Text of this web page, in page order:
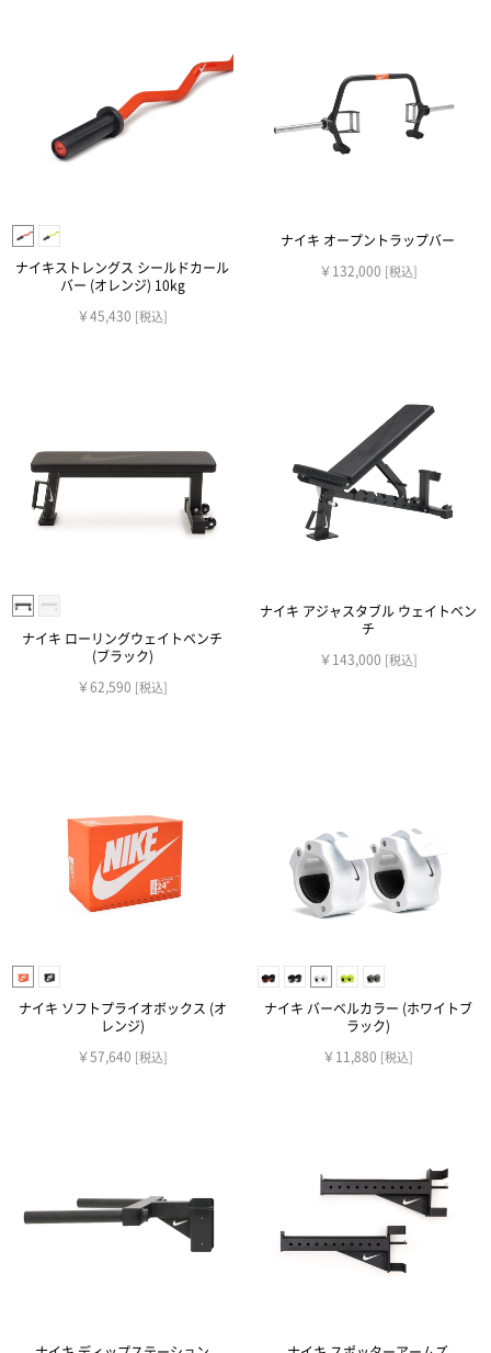
ナイキストレングス シールドカール
バー (オレンジ) 10kg
￥45,430 [税込]
ナイキ オープントラップバー
￥132,000 [税込]
ナイキ ローリングウェイトベンチ
(ブラック)
￥62,590 [税込]
ナイキ アジャスタブル ウェイトベン
チ
￥143,000 [税込]
ナイキ ソフトプライオボックス (オ
レンジ)
￥57,640 [税込]
ナイキ バーベルカラー (ホワイトブ
ラック)
￥11,880 [税込]